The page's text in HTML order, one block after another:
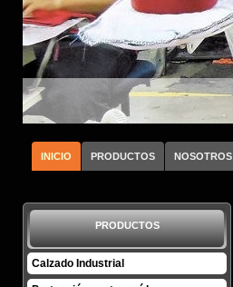
INICIO PRODUCTOS NOSOTROS
PRODUCTOS
Calzado Industrial